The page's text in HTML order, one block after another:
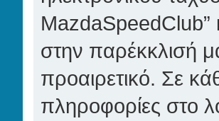
MazdaSpeedClub”
στην παρέκκλισή
προαιρετικό. Σε
πληροφορίες στο